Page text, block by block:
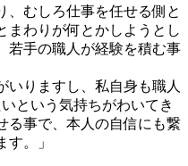
、むしろ仕事を任せる側と
まわりが何とかしようとし
若手の職人が経験を積む事
いりますし、私自身も職人
という気持ちがわいてき
る事で、本人の自信にも繋
。」